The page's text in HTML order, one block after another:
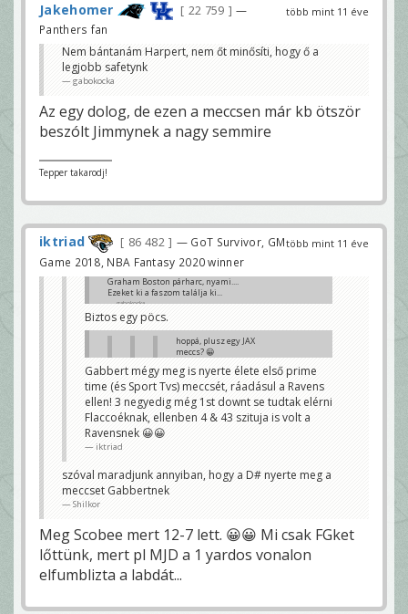
több mint 11 éve
Jakehomer 22 759
—
Panthers fan
Nem bántanám Harpert, nem őt minősíti, hogy ő a
legjobb safetynk
gabokocka
Az egy dolog, de ezen a meccsen már kb ötször
beszólt Jimmynek a nagy semmire
Tepper takarodj!
több mint 11 éve
iktriad 86 482
— GoT Survivor, GM
Game 2018, NBA Fantasy 2020 winner
Graham Boston párharc, nyami....
Ezeket ki a faszom találja ki...
gabokocka
Biztos egy pöcs.
hoppá, plusz egy JAX
meccs? 😀
Az elmúlt 5 évben összesen
nem volt ennyi. iktriadék
tüntettek.
Sixo67
Azt az évet a mayák törölték , úgyhogy az nem
Gabbert mégy meg is nyerte élete első prime
time (és Sport Tvs) meccsét, ráadásul a Ravens
ellen! 3 negyedig még 1st downt se tudtak elérni
Flaccoéknak, ellenben 4 & 43 szituja is volt a
Ravensnek 😀😀
iktriad
szóval maradjunk annyiban, hogy a D# nyerte meg a
meccset Gabbertnek
Shilkor
Meg Scobee mert 12-7 lett. 😀😀 Mi csak FGket
lőttünk, mert pl MJD a 1 yardos vonalon
elfumblizta a labdát...